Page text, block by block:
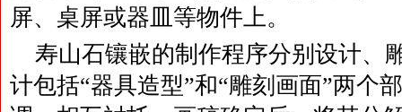
屏、桌屏或器皿等物件上。
寿山石镶嵌的制作程序分别设计、
计包括“器具造型”和“雕刻画面”两个